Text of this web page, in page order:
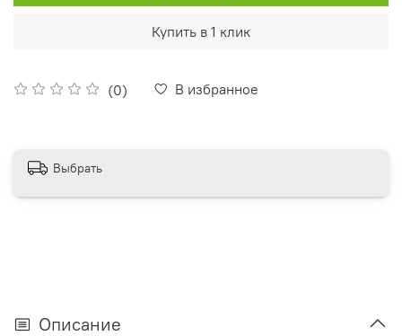
(0) В избранное
Купить в 1 клик
Выбрать
Описание